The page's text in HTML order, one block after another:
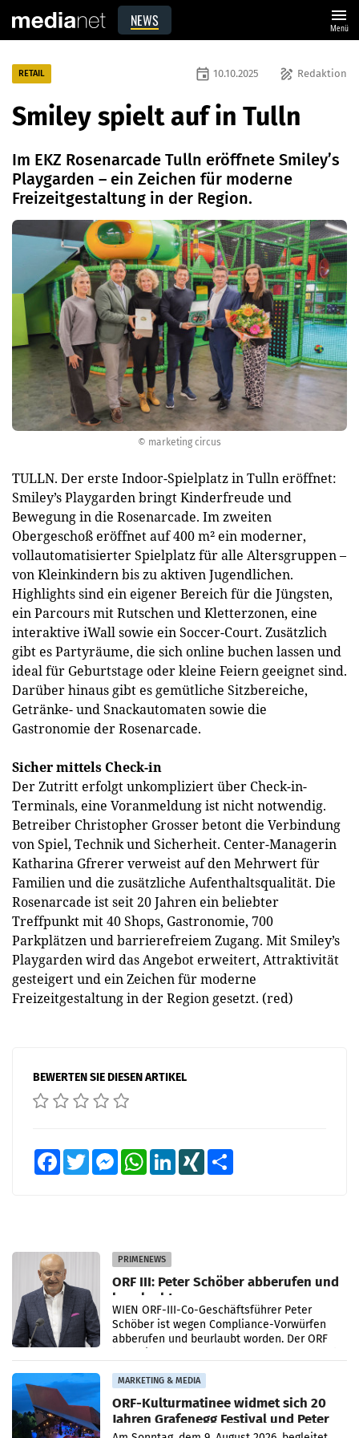
NEWS menu
Menü
© marketing circus
RETAIL draw Redaktion
event 10.10.2025
Smiley spielt auf in Tulln
Im EKZ Rosenarcade Tulln eröffnete Smiley’s
Playgarden – ein Zeichen für moderne
Freizeitgestaltung in der Region.
TULLN. Der erste Indoor-Spielplatz in Tulln eröffnet:
Smiley’s Playgarden bringt Kinderfreude und
Bewegung in die Rosenarcade. Im zweiten
Obergeschoß eröffnet auf 400 m² ein moderner,
vollautomatisierter Spielplatz für alle Altersgruppen –
von Kleinkindern bis zu aktiven Jugendlichen.
Highlights sind ein eigener Bereich für die Jüngsten,
ein Parcours mit Rutschen und Kletterzonen, eine
interaktive iWall sowie ein Soccer-Court. Zusätzlich
gibt es Partyräume, die sich online buchen lassen und
ideal für Geburtstage oder kleine Feiern geeignet sind.
Darüber hinaus gibt es gemütliche Sitzbereiche,
Getränke- und Snackautomaten sowie die
Gastronomie der Rosenarcade.
Sicher mittels Check-in
Der Zutritt erfolgt unkompliziert über Check-in-
Terminals, eine Voranmeldung ist nicht notwendig.
Betreiber Christopher Grosser betont die Verbindung
von Spiel, Technik und Sicherheit. Center-Managerin
Katharina Gfrerer verweist auf den Mehrwert für
Familien und die zusätzliche Aufenthaltsqualität. Die
Rosenarcade ist seit 20 Jahren ein beliebter
Treffpunkt mit 40 Shops, Gastronomie, 700
Parkplätzen und barrierefreiem Zugang. Mit Smiley’s
Playgarden wird das Angebot erweitert, Attraktivität
gesteigert und ein Zeichen für moderne
Freizeitgestaltung in der Region gesetzt. (red)
BEWERTEN SIE DIESEN ARTIKEL
FacebookTwitter MessengerWhatsAppLinkedInXING
PRIMENEWS
ORF III: Peter Schöber abberufen und
beurlaubt
WIEN ORF-III-Co-Geschäftsführer Peter
Schöber ist wegen Compliance-Vorwürfen
abberufen und beurlaubt worden. Der ORF
MARKETING & MEDIA
ORF-Kulturmatinee widmet sich 20
Jahren Grafenegg Festival und Peter
Simonischek